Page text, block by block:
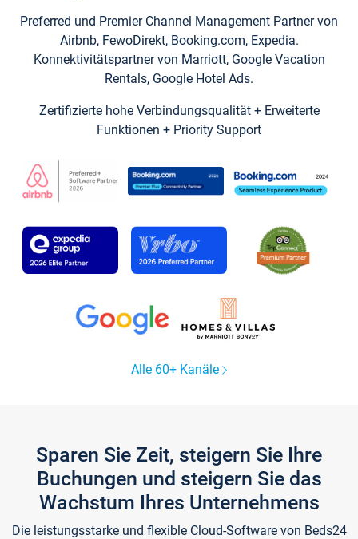
Preferred und Premier Channel Management Partner von
Airbnb, FewoDirekt, Booking.com, Expedia.
Konnektivitätspartner von Marriott, Google Vacation
Rentals, Google Hotel Ads.
Zertifizierte hohe Verbindungsqualität + Erweiterte
Funktionen + Priority Support
Alle 60+ Kanäle
Sparen Sie Zeit, steigern Sie Ihre
Buchungen und steigern Sie das
Wachstum Ihres Unternehmens
Die leistungsstarke und flexible Cloud-Software von Beds24